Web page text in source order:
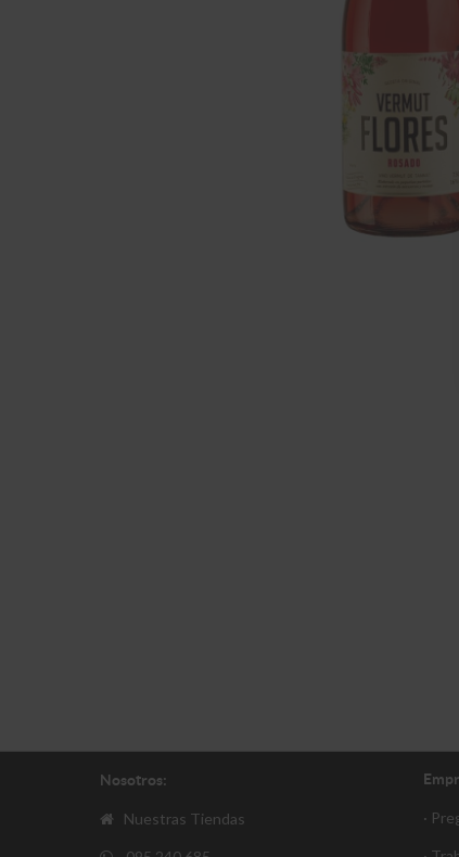
Nosotros:
Nuestras Tiendas ·